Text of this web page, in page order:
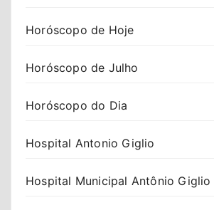
Horóscopo de Hoje
Horóscopo de Julho
Horóscopo do Dia
Hospital Antonio Giglio
Hospital Municipal Antônio Giglio